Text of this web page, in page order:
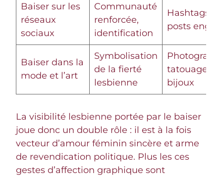
Baiser sur les
réseaux
sociaux
Communauté
renforcée,
identification
Hashtags
posts
Baiser dans la
mode et l’art
Symbolisation
de la fierté
lesbienne
tatouages
bijoux
La visibilité lesbienne portée par le baiser
joue donc un double rôle : il est à la fois
vecteur d’amour féminin sincère et arme
de revendication politique. Plus les ces
gestes d’affection graphique sont